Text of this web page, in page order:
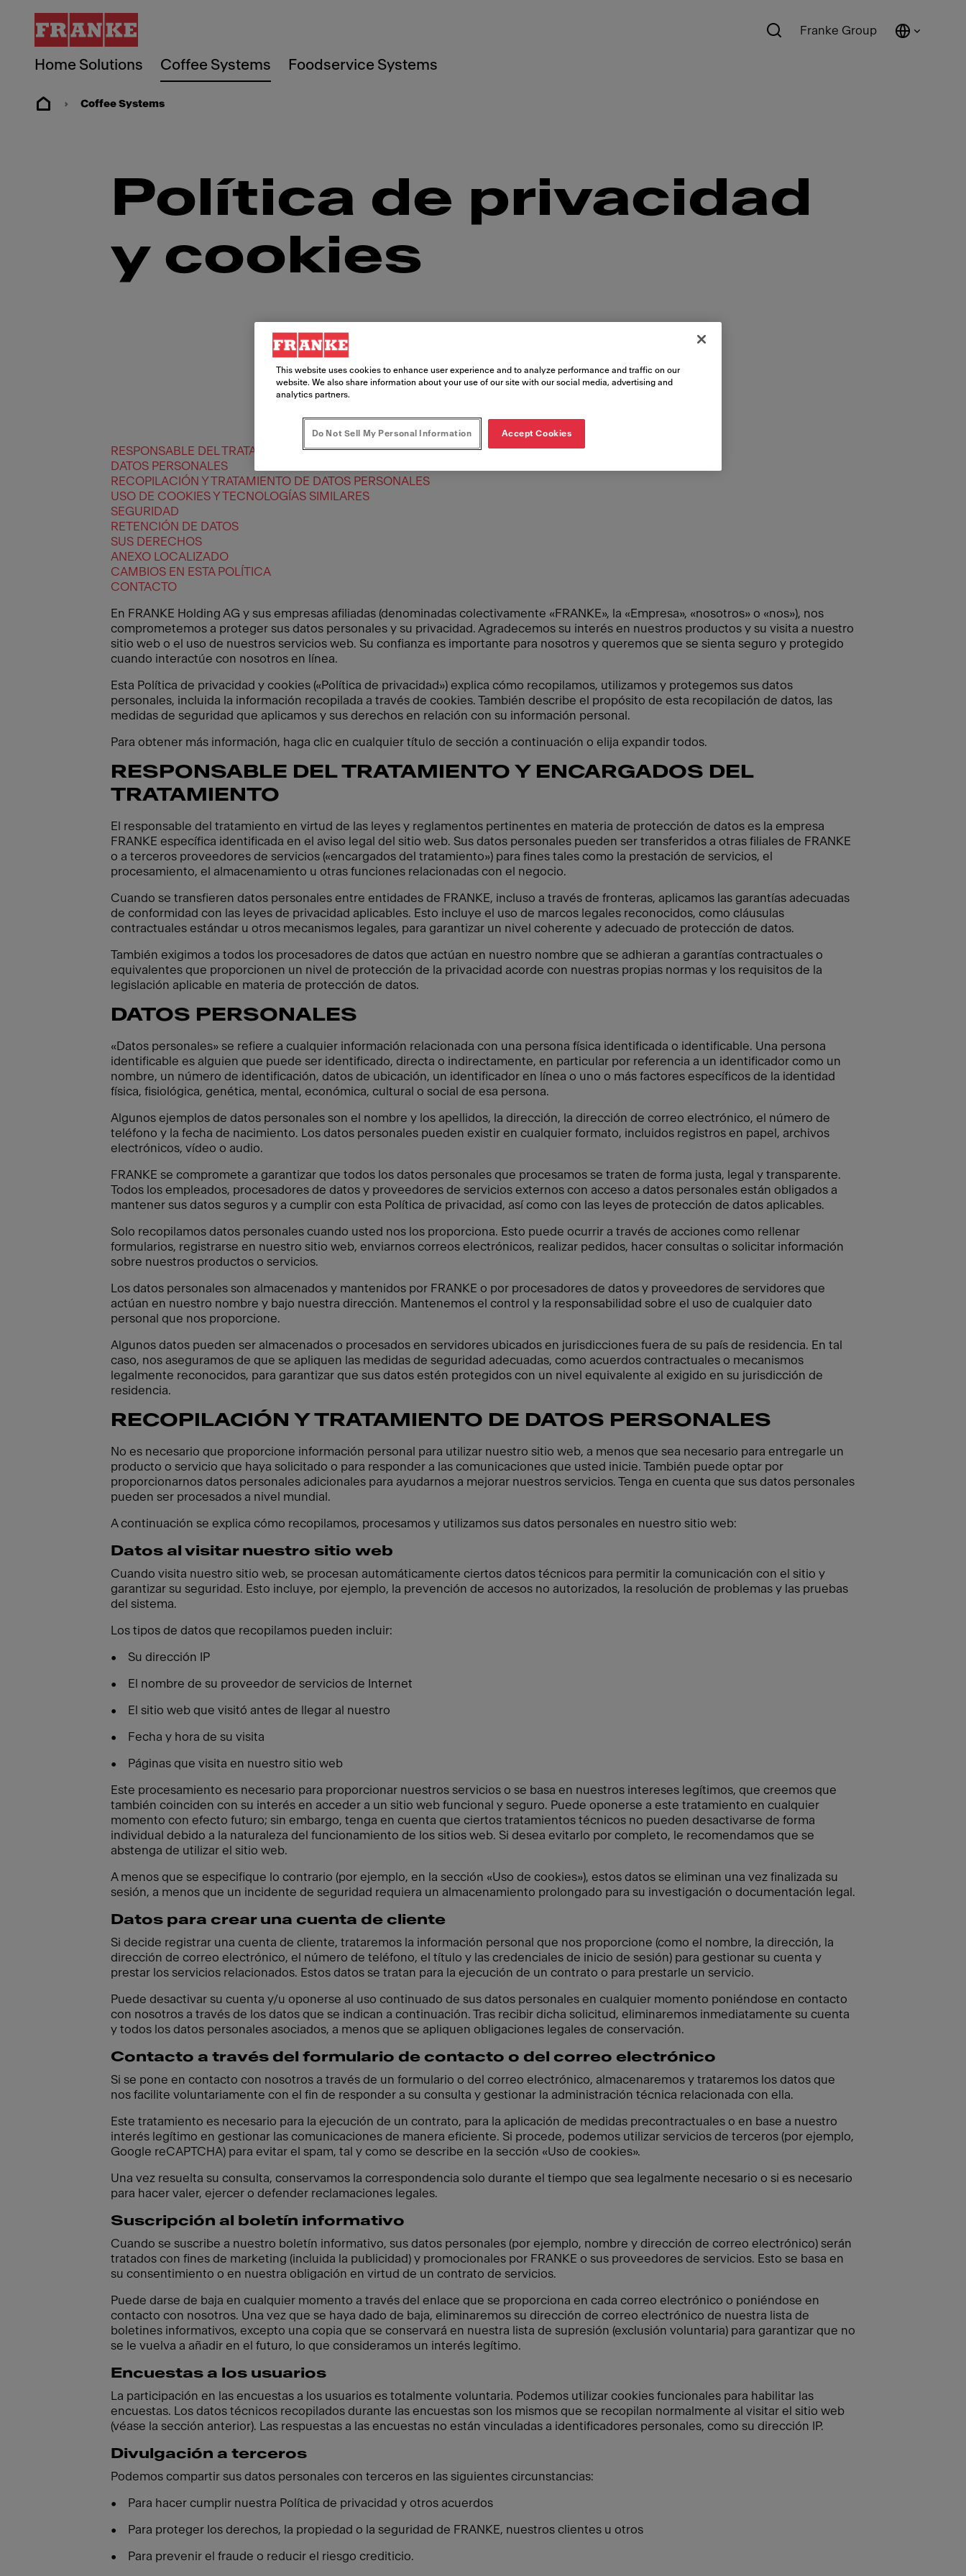
Home Solutions Coffee Systems Foodservice Systems
Franke Group
Coffee Systems
Política de privacidad
y cookies
RESPONSABLE DEL TRATAMIENTO Y ENCARGADOS DEL TRATAMIENTO
DATOS PERSONALES
RECOPILACIÓN Y TRATAMIENTO DE DATOS PERSONALES
USO DE COOKIES Y TECNOLOGÍAS SIMILARES
SEGURIDAD
RETENCIÓN DE DATOS
SUS DERECHOS
ANEXO LOCALIZADO
CAMBIOS EN ESTA POLÍTICA
CONTACTO
En FRANKE Holding AG y sus empresas afiliadas (denominadas colectivamente «FRANKE», la «Empresa», «nosotros» o «nos»), nos
comprometemos a proteger sus datos personales y su privacidad. Agradecemos su interés en nuestros productos y su visita a nuestro
sitio web o el uso de nuestros servicios web. Su confianza es importante para nosotros y queremos que se sienta seguro y protegido
cuando interactúe con nosotros en línea.
Esta Política de privacidad y cookies («Política de privacidad») explica cómo recopilamos, utilizamos y protegemos sus datos
personales, incluida la información recopilada a través de cookies. También describe el propósito de esta recopilación de datos, las
medidas de seguridad que aplicamos y sus derechos en relación con su información personal.
Para obtener más información, haga clic en cualquier título de sección a continuación o elija expandir todos.
RESPONSABLE DEL TRATAMIENTO Y ENCARGADOS DEL
TRATAMIENTO
El responsable del tratamiento en virtud de las leyes y reglamentos pertinentes en materia de protección de datos es la empresa
FRANKE específica identificada en el aviso legal del sitio web. Sus datos personales pueden ser transferidos a otras filiales de FRANKE
o a terceros proveedores de servicios («encargados del tratamiento») para fines tales como la prestación de servicios, el
procesamiento, el almacenamiento u otras funciones relacionadas con el negocio.
Cuando se transfieren datos personales entre entidades de FRANKE, incluso a través de fronteras, aplicamos las garantías adecuadas
de conformidad con las leyes de privacidad aplicables. Esto incluye el uso de marcos legales reconocidos, como cláusulas
contractuales estándar u otros mecanismos legales, para garantizar un nivel coherente y adecuado de protección de datos.
También exigimos a todos los procesadores de datos que actúan en nuestro nombre que se adhieran a garantías contractuales o
equivalentes que proporcionen un nivel de protección de la privacidad acorde con nuestras propias normas y los requisitos de la
legislación aplicable en materia de protección de datos.
DATOS PERSONALES
«Datos personales» se refiere a cualquier información relacionada con una persona física identificada o identificable. Una persona
identificable es alguien que puede ser identificado, directa o indirectamente, en particular por referencia a un identificador como un
nombre, un número de identificación, datos de ubicación, un identificador en línea o uno o más factores específicos de la identidad
física, fisiológica, genética, mental, económica, cultural o social de esa persona.
Algunos ejemplos de datos personales son el nombre y los apellidos, la dirección, la dirección de correo electrónico, el número de
teléfono y la fecha de nacimiento. Los datos personales pueden existir en cualquier formato, incluidos registros en papel, archivos
electrónicos, vídeo o audio.
FRANKE se compromete a garantizar que todos los datos personales que procesamos se traten de forma justa, legal y transparente.
Todos los empleados, procesadores de datos y proveedores de servicios externos con acceso a datos personales están obligados a
mantener sus datos seguros y a cumplir con esta Política de privacidad, así como con las leyes de protección de datos aplicables.
Solo recopilamos datos personales cuando usted nos los proporciona. Esto puede ocurrir a través de acciones como rellenar
formularios, registrarse en nuestro sitio web, enviarnos correos electrónicos, realizar pedidos, hacer consultas o solicitar información
sobre nuestros productos o servicios.
Los datos personales son almacenados y mantenidos por FRANKE o por procesadores de datos y proveedores de servidores que
actúan en nuestro nombre y bajo nuestra dirección. Mantenemos el control y la responsabilidad sobre el uso de cualquier dato
personal que nos proporcione.
Algunos datos pueden ser almacenados o procesados en servidores ubicados en jurisdicciones fuera de su país de residencia. En tal
caso, nos aseguramos de que se apliquen las medidas de seguridad adecuadas, como acuerdos contractuales o mecanismos
legalmente reconocidos, para garantizar que sus datos estén protegidos con un nivel equivalente al exigido en su jurisdicción de
residencia.
RECOPILACIÓN Y TRATAMIENTO DE DATOS PERSONALES
No es necesario que proporcione información personal para utilizar nuestro sitio web, a menos que sea necesario para entregarle un
producto o servicio que haya solicitado o para responder a las comunicaciones que usted inicie. También puede optar por
proporcionarnos datos personales adicionales para ayudarnos a mejorar nuestros servicios. Tenga en cuenta que sus datos personales
pueden ser procesados a nivel mundial.
A continuación se explica cómo recopilamos, procesamos y utilizamos sus datos personales en nuestro sitio web:
Datos al visitar nuestro sitio web
Cuando visita nuestro sitio web, se procesan automáticamente ciertos datos técnicos para permitir la comunicación con el sitio y
garantizar su seguridad. Esto incluye, por ejemplo, la prevención de accesos no autorizados, la resolución de problemas y las pruebas
del sistema.
Los tipos de datos que recopilamos pueden incluir:
• Su dirección IP
• El nombre de su proveedor de servicios de Internet
• El sitio web que visitó antes de llegar al nuestro
• Fecha y hora de su visita
• Páginas que visita en nuestro sitio web
Este procesamiento es necesario para proporcionar nuestros servicios o se basa en nuestros intereses legítimos, que creemos que
también coinciden con su interés en acceder a un sitio web funcional y seguro. Puede oponerse a este tratamiento en cualquier
momento con efecto futuro; sin embargo, tenga en cuenta que ciertos tratamientos técnicos no pueden desactivarse de forma
individual debido a la naturaleza del funcionamiento de los sitios web. Si desea evitarlo por completo, le recomendamos que se
abstenga de utilizar el sitio web.
A menos que se especifique lo contrario (por ejemplo, en la sección «Uso de cookies»), estos datos se eliminan una vez finalizada su
sesión, a menos que un incidente de seguridad requiera un almacenamiento prolongado para su investigación o documentación legal.
Datos para crear una cuenta de cliente
Si decide registrar una cuenta de cliente, trataremos la información personal que nos proporcione (como el nombre, la dirección, la
dirección de correo electrónico, el número de teléfono, el título y las credenciales de inicio de sesión) para gestionar su cuenta y
prestar los servicios relacionados. Estos datos se tratan para la ejecución de un contrato o para prestarle un servicio.
Puede desactivar su cuenta y/u oponerse al uso continuado de sus datos personales en cualquier momento poniéndose en contacto
con nosotros a través de los datos que se indican a continuación. Tras recibir dicha solicitud, eliminaremos inmediatamente su cuenta
y todos los datos personales asociados, a menos que se apliquen obligaciones legales de conservación.
Contacto a través del formulario de contacto o del correo electrónico
Si se pone en contacto con nosotros a través de un formulario o del correo electrónico, almacenaremos y trataremos los datos que
nos facilite voluntariamente con el fin de responder a su consulta y gestionar la administración técnica relacionada con ella.
Este tratamiento es necesario para la ejecución de un contrato, para la aplicación de medidas precontractuales o en base a nuestro
interés legítimo en gestionar las comunicaciones de manera eficiente. Si procede, podemos utilizar servicios de terceros (por ejemplo,
Google reCAPTCHA) para evitar el spam, tal y como se describe en la sección «Uso de cookies».
Una vez resuelta su consulta, conservamos la correspondencia solo durante el tiempo que sea legalmente necesario o si es necesario
para hacer valer, ejercer o defender reclamaciones legales.
Suscripción al boletín informativo
Cuando se suscribe a nuestro boletín informativo, sus datos personales (por ejemplo, nombre y dirección de correo electrónico) serán
tratados con fines de marketing (incluida la publicidad) y promocionales por FRANKE o sus proveedores de servicios. Esto se basa en
su consentimiento o en nuestra obligación en virtud de un contrato de servicios.
Puede darse de baja en cualquier momento a través del enlace que se proporciona en cada correo electrónico o poniéndose en
contacto con nosotros. Una vez que se haya dado de baja, eliminaremos su dirección de correo electrónico de nuestra lista de
boletines informativos, excepto una copia que se conservará en nuestra lista de supresión (exclusión voluntaria) para garantizar que no
se le vuelva a añadir en el futuro, lo que consideramos un interés legítimo.
Encuestas a los usuarios
La participación en las encuestas a los usuarios es totalmente voluntaria. Podemos utilizar cookies funcionales para habilitar las
encuestas. Los datos técnicos recopilados durante las encuestas son los mismos que se recopilan normalmente al visitar el sitio web
(véase la sección anterior). Las respuestas a las encuestas no están vinculadas a identificadores personales, como su dirección IP.
Divulgación a terceros
Podemos compartir sus datos personales con terceros en las siguientes circunstancias:
• Para hacer cumplir nuestra Política de privacidad y otros acuerdos
• Para proteger los derechos, la propiedad o la seguridad de FRANKE, nuestros clientes u otros
• Para prevenir el fraude o reducir el riesgo crediticio.
This website uses cookies to enhance user experience and to analyze performance and traffic on our
website. We also share information about your use of our site with our social media, advertising and
analytics partners.
Do Not Sell My Personal Information Accept Cookies